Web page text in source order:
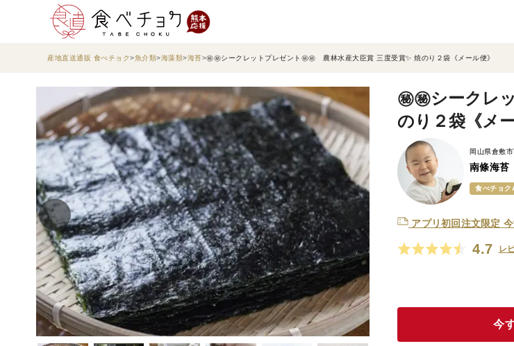
産地直送通販 食べチョク 魚介類 海藻類 海苔 ㊙㊙シークレットプレゼント㊙㊙ 農林水産大臣賞 三度受賞✨ 焼のり２袋《メール便》
㊙㊙シークレ
のり２袋《メ
岡山県倉敷
南條海苔
食べチョ
アプリ初回注文限定
4.7 レ
今